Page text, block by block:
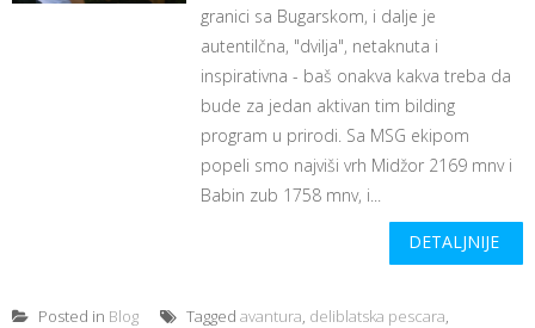
granici sa Bugarskom, i dalje je
autentilčna, "dvilja", netaknuta i
inspirativna - baš onakva kakva treba da
bude za jedan aktivan tim bilding
program u prirodi. Sa MSG ekipom
popeli smo najviši vrh Midžor 2169 mnv i
Babin zub 1758 mnv, i...
DETALJNIJE
Posted in Blog Tagged avantura, deliblatska pescara,